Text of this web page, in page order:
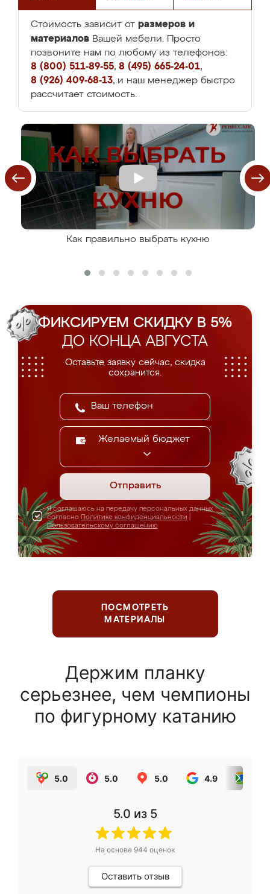
Стоимость зависит от размеров и
материалов Вашей мебели. Просто
позвоните нам по любому из телефонов:
8 (800) 511-89-55, 8 (495) 665-24-01,
8 (926) 409-68-13, и наш менеджер быстро
рассчитает стоимость.
Как правильно выбрать кухню
ФИКСИРУЕМ СКИДКУ В 5%
ДО КОНЦА АВГУСТА
Оставьте заявку сейчас, скидка
сохранится.
Желаемый бюджет
Отправить
Я соглашаюсь на передачу персональных данных
согласно Политике конфиденциальности
Пользовательскому соглашению
ПОСМОТРЕТЬ
МАТЕРИАЛЫ
Держим планку
серьезнее, чем чемпионы
по фигурному катанию
5.0 5.0 5.0 4.9
5.0 из 5
На основе 944 оценок
Оставить отзыв